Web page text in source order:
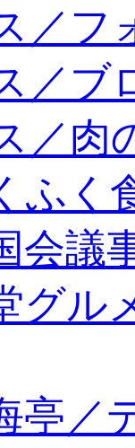
／フ
／ブ
／肉
ふく
会議
グル
亭／